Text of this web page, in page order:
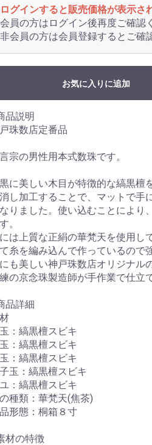
ログインすると販売価格が表示さ
会員の方はログイン後再度ご確認
非会員の方は会員登録するとご確
お気に入りに追加
品説明
珠数店定番品
宗の男性用本式数珠です。
に美しい木目が特徴的な縞黒檀
し加工することで、マットで手
りました。使い込むことにより
。
は上質な正絹の華梵天を使用し
糸を編み込んで作っているので
も美しい神戸珠数店オリジナル
の京念珠製造師が手作業で仕立
品詳細
：縞黒檀スビキ
：縞黒檀スビキ
：縞黒檀スビキ
玉：縞黒檀スビキ
：縞黒檀スビキ
種類：華梵天(焦茶)
形態：桐箱８寸
材の特徴